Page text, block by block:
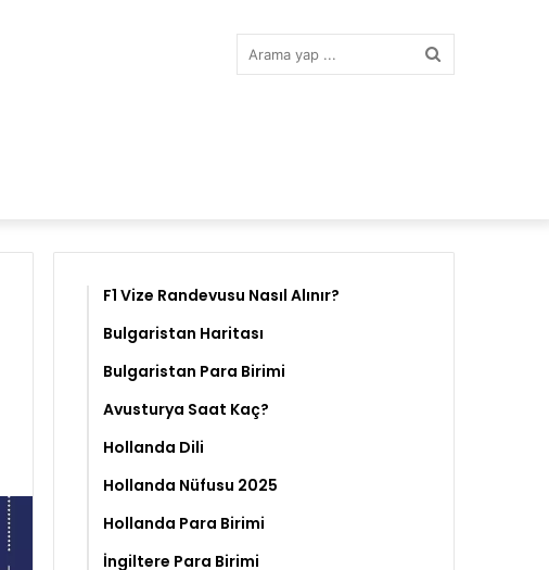
F1 Vize Randevusu Nasıl Alınır?
Bulgaristan Haritası
Bulgaristan Para Birimi
Avusturya Saat Kaç?
Hollanda Dili
Hollanda Nüfusu 2025
Hollanda Para Birimi
İngiltere Para Birimi